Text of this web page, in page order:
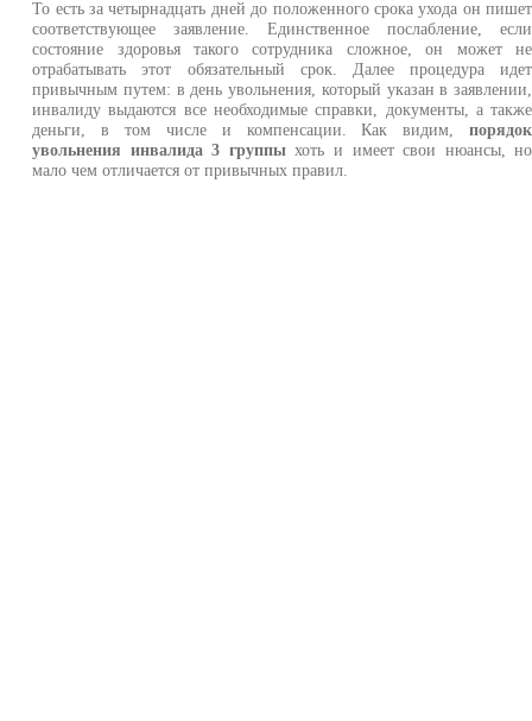
То есть за четырнадцать дней до положенного срока ухода он пишет
соответствующее заявление. Единственное послабление, если
состояние здоровья такого сотрудника сложное, он может не
отрабатывать этот обязательный срок. Далее процедура идет
привычным путем: в день увольнения, который указан в заявлении,
инвалиду выдаются все необходимые справки, документы, а также
деньги, в том числе и компенсации. Как видим,порядок
увольнения инвалида 3 группыхоть и имеет свои нюансы, но
мало чем отличается от привычных правил.